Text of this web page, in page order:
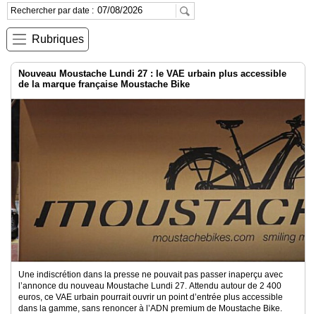
RUBRIQUES
Agenda
Gazette
Médias
Blogs
Prémium
Inscription
annuaire
pro
Accès
éditeur
Rechercher par date :
Rubriques
Nouveau Moustache Lundi 27 : le VAE urbain plus accessible
de la marque française Moustache Bike
Une indiscrétion dans la presse ne pouvait pas passer inaperçu avec
l’annonce du nouveau Moustache Lundi 27. Attendu autour de 2 400
euros, ce VAE urbain pourrait ouvrir un point d’entrée plus accessible
dans la gamme, sans renoncer à l’ADN premium de Moustache Bike.